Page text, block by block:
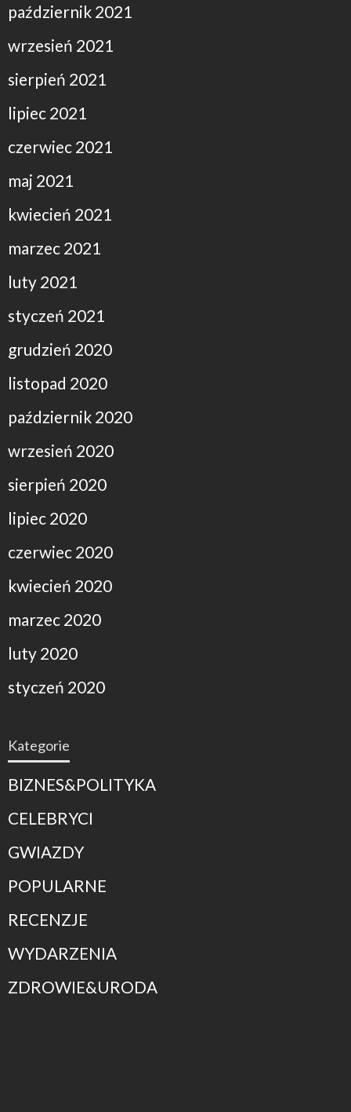
październik 2021
wrzesień 2021
sierpień 2021
lipiec 2021
czerwiec 2021
maj 2021
kwiecień 2021
marzec 2021
luty 2021
styczeń 2021
grudzień 2020
listopad 2020
październik 2020
wrzesień 2020
sierpień 2020
lipiec 2020
czerwiec 2020
kwiecień 2020
marzec 2020
luty 2020
styczeń 2020
Kategorie
BIZNES&POLITYKA
CELEBRYCI
GWIAZDY
POPULARNE
RECENZJE
WYDARZENIA
ZDROWIE&URODA